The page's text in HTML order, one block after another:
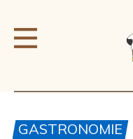
GASTRONOMIE